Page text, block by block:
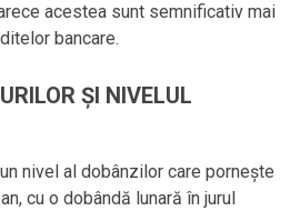
acestea sunt semnificativ mai
bancare.
ȘI NIVELUL
nivel al dobânzilor care pornește
cu o dobândă lunară în jurul